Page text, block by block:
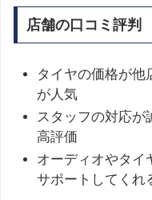
店舗の口コミ評判
タイヤの価格が他
が人気
スタッフの対応が
高評価
オーディオやタイ
サポートしてくれ